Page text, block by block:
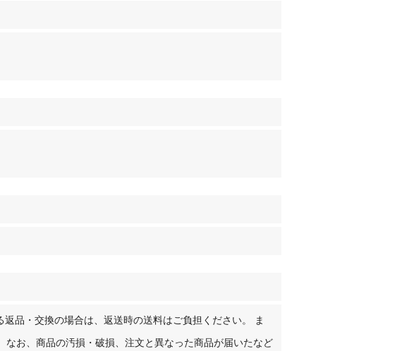
品・交換の場合は、返送時の送料はご負担ください。 ま
お、商品の汚損・破損、注文と異なった商品が届いたなど